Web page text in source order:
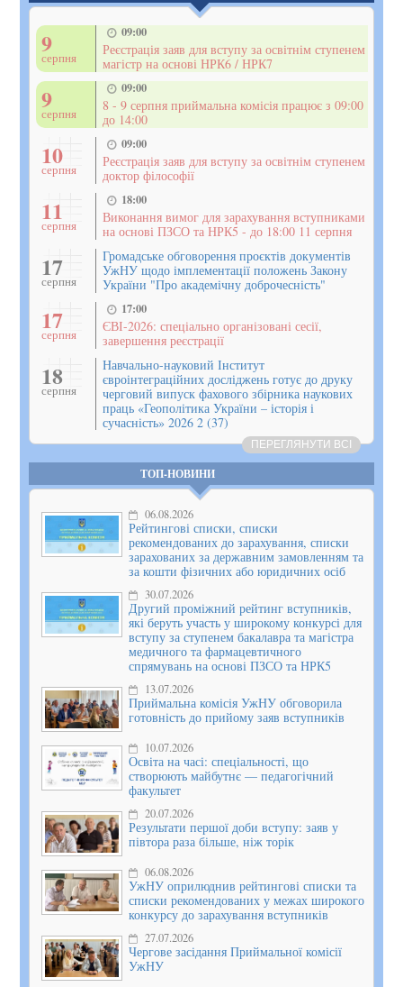
9
серпня
09:00
Реєстрація заяв для вступу за освітнім ступенем
магістр на основі НРК6 / НРК7
9
серпня
09:00
8 - 9 серпня приймальна комісія працює з 09:00
до 14:00
10
серпня
09:00
Реєстрація заяв для вступу за освітнім ступенем
доктор філософії
11
серпня
18:00
Виконання вимог для зарахування вступниками
на основі ПЗСО та НРК5 - до 18:00 11 серпня
17
серпня
Громадське обговорення проєктів документів
УжНУ щодо імплементації положень Закону
України "Про академічну доброчесність"
17
серпня
17:00
ЄВІ-2026: спеціально організовані сесії,
завершення реєстрації
18
серпня
Навчально-науковий Інститут
євроінтеграційних досліджень готує до друку
черговий випуск фахового збірника наукових
праць «Геополітика України – історія і
сучасність» 2026 2 (37)
ПЕРЕГЛЯНУТИ ВСІ
ТОП-НОВИНИ
06.08.2026
Рейтингові списки, списки
рекомендованих до зарахування, списки
зарахованих за державним замовленням та
за кошти фізичних або юридичних осіб
30.07.2026
Другий проміжний рейтинг вступників,
які беруть участь у широкому конкурсі для
вступу за ступенем бакалавра та магістра
медичного та фармацевтичного
спрямувань на основі ПЗСО та НРК5
13.07.2026
Приймальна комісія УжНУ обговорила
готовність до прийому заяв вступників
10.07.2026
Освіта на часі: спеціальності, що
створюють майбутнє — педагогічний
факультет
20.07.2026
Результати першої доби вступу: заяв у
півтора раза більше, ніж торік
06.08.2026
УжНУ оприлюднив рейтингові списки та
списки рекомендованих у межах широкого
конкурсу до зарахування вступників
27.07.2026
Чергове засідання Приймальної комісії
УжНУ